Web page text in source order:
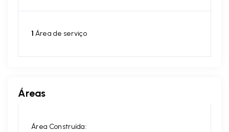
1 Área de serviço
Áreas
Área Construída: